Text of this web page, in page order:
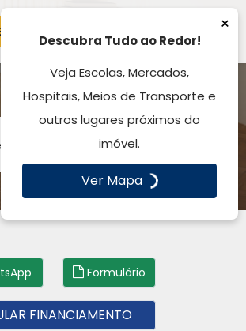
ATENDIMENTO
Formulário
FINANCIAMENTO
×
Descubra Tudo ao Redor!
Veja Escolas, Mercados,
Hospitais, Meios de Transporte e
outros lugares próximos do
imóvel.
Ver Mapa